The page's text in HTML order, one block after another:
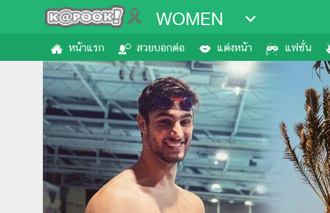
WOMEN
หน้าแรก สวยบอกต่อ แต่งหน้า แฟชั่น